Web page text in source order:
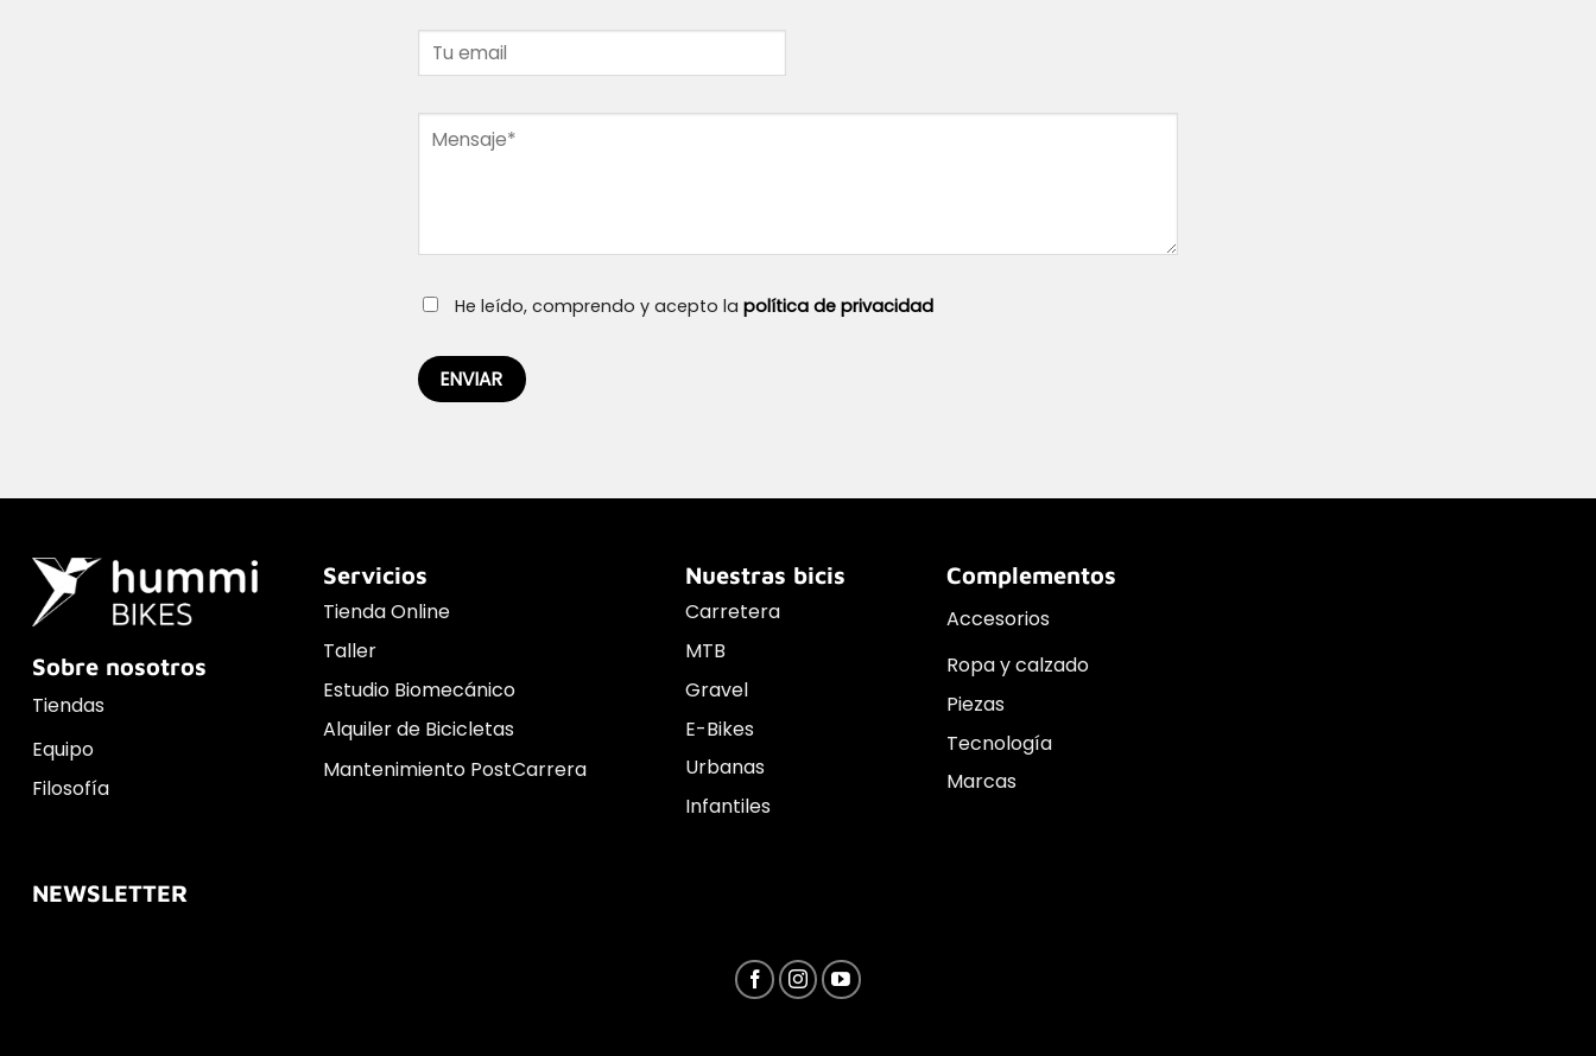
He leído, comprendo y acepto la política de privacidad
Sobre nosotros
Tiendas
Equipo
Filosofía
Servicios
Tienda Online
Taller
Estudio Biomecánico
Alquiler de Bicicletas
Mantenimiento PostCarrera
Nuestras bicis
Carretera
MTB
Gravel
E-Bikes
Urbanas
Infantiles
Complementos
Accesorios
Ropa y calzado
Piezas
Tecnología
Marcas
NEWSLETTER